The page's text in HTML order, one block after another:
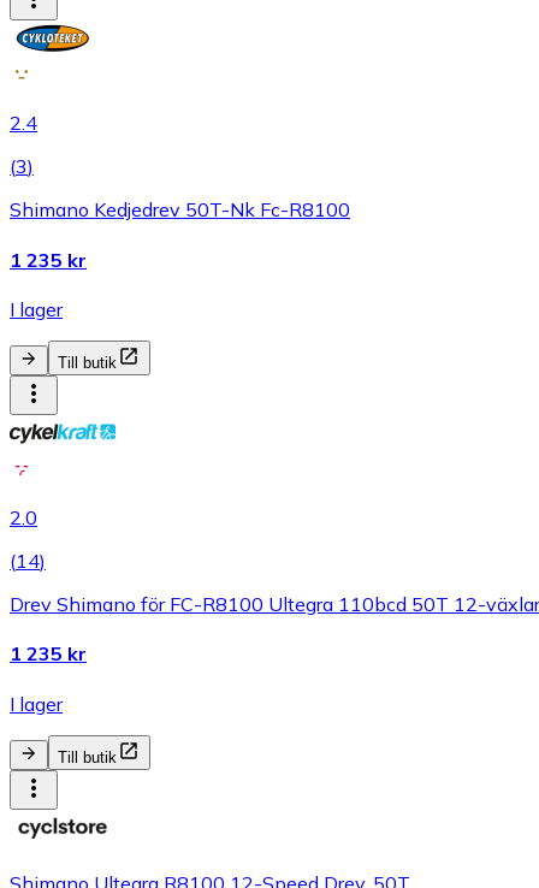
2.4
(3)
Shimano Kedjedrev 50T-Nk Fc-R8100
1 235 kr
I lager
Till butik
2.0
(14)
Drev Shimano för FC-R8100 Ultegra 110bcd 50T 12-växlar
1 235 kr
I lager
Till butik
Shimano Ultegra R8100 12-Speed Drev, 50T